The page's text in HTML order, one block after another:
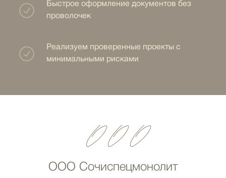
Реализуем проверенные проекты с
минимальными рисками
Быстрое оформление документов без
проволочек
ООО
ООО Сочиспецмонолит